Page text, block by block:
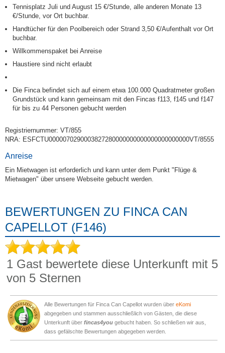
Tennisplatz Juli und August 15 €/Stunde, alle anderen Monate 13
€/Stunde, vor Ort buchbar.
Handtücher für den Poolbereich oder Strand 3,50 €/Aufenthalt vor Ort
buchbar.
Willkommenspaket bei Anreise
Haustiere sind nicht erlaubt
Die Finca befindet sich auf einem etwa 100.000 Quadratmeter großen
Grundstück und kann gemeinsam mit den Fincas f113, f145 und f147
für bis zu 44 Personen gebucht werden
Registriernummer: VT/855
NRA: ESFCTU0000070290003827280000000000000000000000VT/8555
Anreise
Ein Mietwagen ist erforderlich und kann unter dem Punkt "Flüge &
Mietwagen" über unsere Webseite gebucht werden.
BEWERTUNGEN ZU FINCA CAN
CAPELLOT (F146)
1 Gast bewertete diese Unterkunft mit 5
von 5 Sternen
Alle Bewertungen für Finca Can Capellot wurden über eKomi
abgegeben und stammen ausschließlich von Gästen, die diese
Unterkunft über fincas4you gebucht haben. So schließen wir aus,
dass gefälschte Bewertungen abgegeben werden.